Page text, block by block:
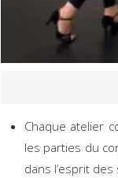
Chaque atelier
les parties du
dans l’esprit